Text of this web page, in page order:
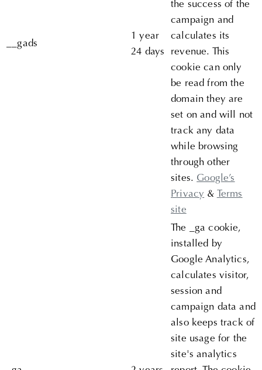
__gads
1 year
24 days
the success of the
campaign and
calculates its
revenue. This
cookie can only
be read from the
domain they are
set on and will not
track any data
while browsing
through other
sites. Google’s
Privacy & Terms
site
The _ga cookie,
installed by
Google Analytics,
calculates visitor,
session and
campaign data and
also keeps track of
site usage for the
site's analytics